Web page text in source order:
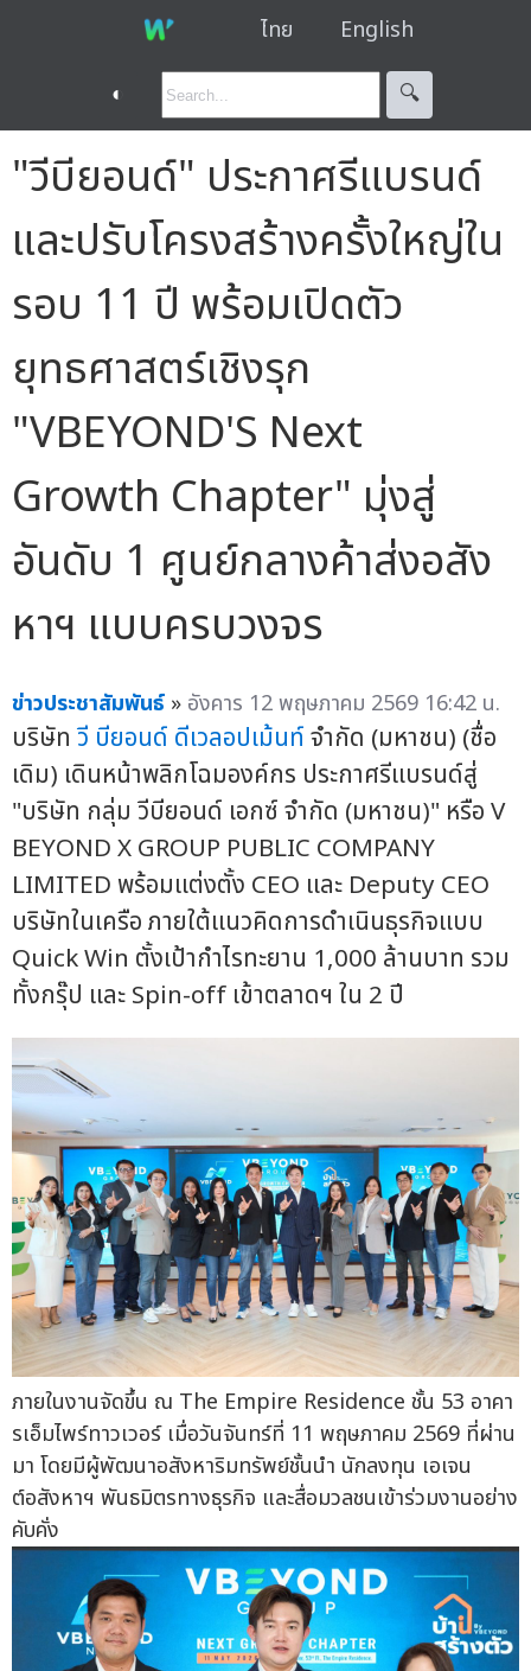
ไทย English
◐ 🔍︎
"วีบียอนด์" ประกาศรีแบรนด์
และปรับโครงสร้างครั้งใหญ่ใน
รอบ 11 ปี พร้อมเปิดตัว
ยุทธศาสตร์เชิงรุก
"VBEYOND'S Next
Growth Chapter" มุ่งสู่
อันดับ 1 ศูนย์กลางค้าส่งอสัง
หาฯ แบบครบวงจร
ข่าวประชาสัมพันธ์ » อังคาร 12 พฤษภาคม 2569 16:42 น.
บริษัท วี บียอนด์ ดีเวลอปเม้นท์จำกัด (มหาชน) (ชื่อ
เดิม) เดินหน้าพลิกโฉมองค์กร ประกาศรีแบรนด์สู่
"บริษัท กลุ่ม วีบียอนด์ เอกซ์ จำกัด (มหาชน)" หรือ V
BEYOND X GROUP PUBLIC COMPANY
LIMITED พร้อมแต่งตั้ง CEO และ Deputy CEO
บริษัทในเครือ ภายใต้แนวคิดการดำเนินธุรกิจแบบ
Quick Win ตั้งเป้ากำไรทะยาน 1,000 ล้านบาท รวม
ทั้งกรุ๊ป และ Spin-off เข้าตลาดฯ ใน 2 ปี
ภายในงานจัดขึ้น ณ The Empire Residence ชั้น 53 อาคา
รเอ็มไพร์ทาวเวอร์ เมื่อวันจันทร์ที่ 11 พฤษภาคม 2569 ที่ผ่าน
มา โดยมีผู้พัฒนาอสังหาริมทรัพย์ชั้นนำ นักลงทุน เอเจน
ต์อสังหาฯ พันธมิตรทางธุรกิจ และสื่อมวลชนเข้าร่วมงานอย่าง
คับคั่ง